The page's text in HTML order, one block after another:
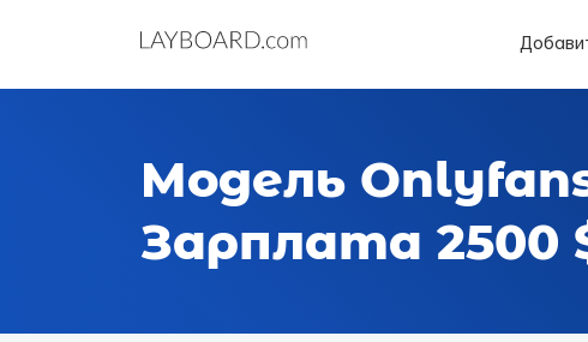
Модель
Зарплата 2500